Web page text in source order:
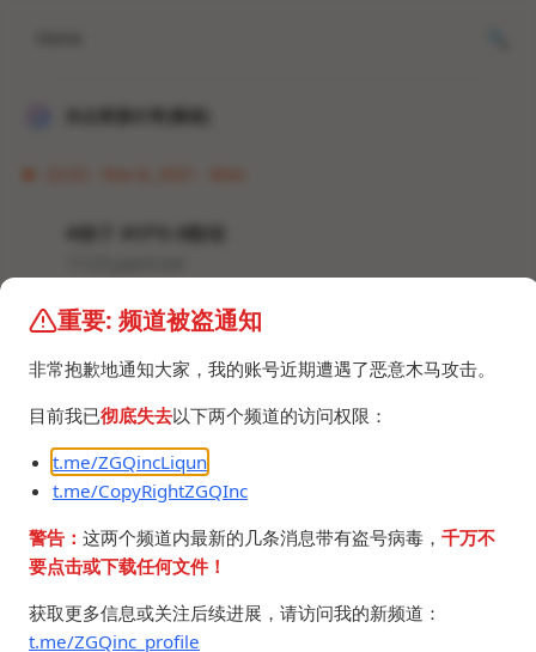
©2024 ZGQ Inc.All rights reserved
重要: 频道被盗通知
非常抱歉地通知大家，我的账号近期遭遇了恶意木马攻击。
目前我已彻底失去以下两个频道的访问权限：
t.me/ZGQincLiqun
t.me/CopyRightZGQInc
警告： 这两个频道内最新的几条消息带有盗号病毒， 千万不
要点击或下载任何文件！
获取更多信息或关注后续进展，请访问我的新频道：
t.me/ZGQinc_profile